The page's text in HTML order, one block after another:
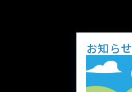
お知らせ